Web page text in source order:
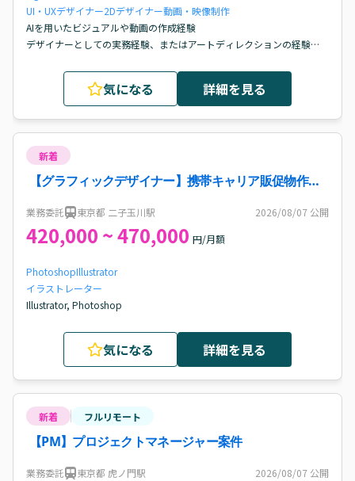
UI・UXデザイナー2Dデザイナー動画・映像制作
AIを用いたビジュアルや動画の作成経験
デザイナーとしての実務経験、またはアートディレクションの経験
週2日の出社が可能な方
気になる 詳細を見る
新着
【グラフィックデザイナー】携帯キャリア販促物作成
業務委託 東京都 二子玉川駅 2026/08/07 公開
420,000 ~ 470,000 円/月額
PhotoshopIllustrator
イラストレーター
Illustrator, Photoshop
気になる 詳細を見る
新着 フルリモート
【PM】プロジェクトマネージャー案件
業務委託 東京都 虎ノ門駅 2026/08/07 公開